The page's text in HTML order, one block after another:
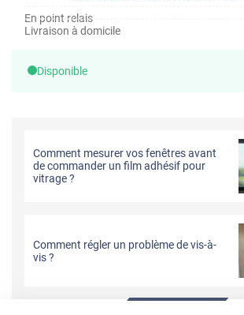
En point relais
Livraison à domicile
Disponible
Comment mesurer vos fenêtres avant
de commander un film adhésif pour
vitrage ?
Comment régler un problème de vis-à-
vis ?